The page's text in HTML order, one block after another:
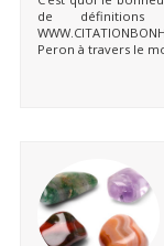
de définitions
Peron à travers le